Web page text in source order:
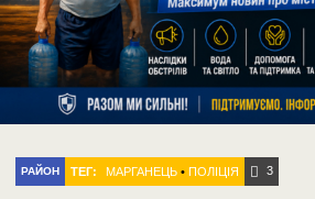
РАЙОН ТЕГ: МАРГАНЕЦЬ •ПОЛІЦІЯ 3